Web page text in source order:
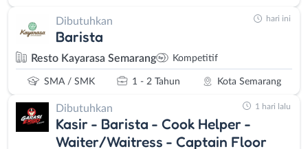
Dibutuhkan
Barista
Resto Kayarasa Semarang Kompetitif
SMA / SMK 1 - 2 Tahun Kota Semarang
hari ini
Dibutuhkan
Kasir - Barista - Cook Helper -
Waiter/Waitress - Captain Floor
1 hari lalu